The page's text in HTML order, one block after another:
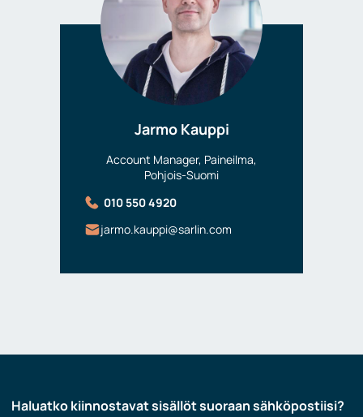
Jarmo Kauppi
Account Manager, Paineilma,
Pohjois-Suomi
010 550 4920
jarmo.kauppi@sarlin.com
Haluatko kiinnostavat sisällöt suoraan sähköpostiisi?